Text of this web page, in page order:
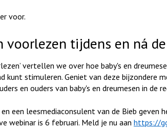
voor.
voorlezen tijdens en ná
vertellen we over hoe baby's en
kunt stimuleren. Geniet van deze bijzondere
en ouders van baby's en dreumesen in de
een leesmediaconsulent van de Bieb geven
webinar is 6 februari. Meld je nu aan https://